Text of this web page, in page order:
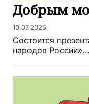
Добрым
10.07.2026
Состоится
народов России»...